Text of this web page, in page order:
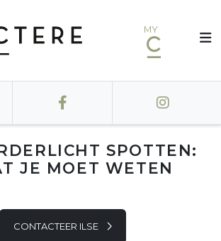
MY
SPOTTEN:
JE MOET WETEN
CONTACTEER ILSE